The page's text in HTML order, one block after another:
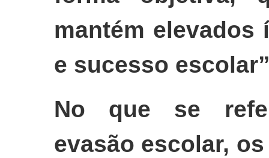
mantém elevados
e sucesso
No que se
evasão escolar,